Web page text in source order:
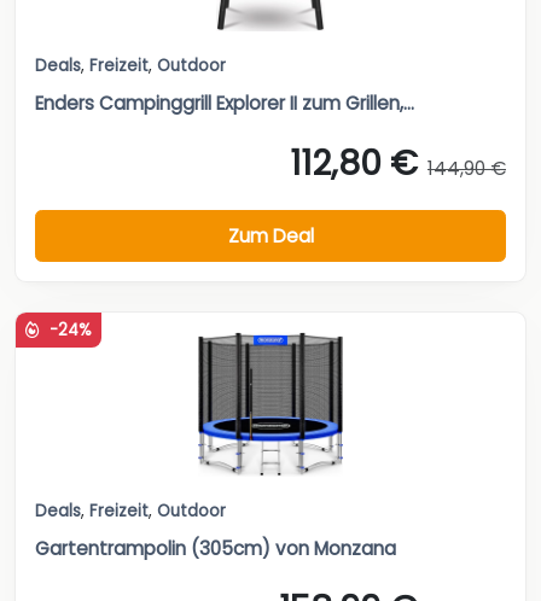
Deals, Freizeit, Outdoor
Enders Campinggrill Explorer II zum Grillen,...
112,80 € 144,90 €
Zum Deal
-24%
Deals, Freizeit, Outdoor
Gartentrampolin (305cm) von Monzana